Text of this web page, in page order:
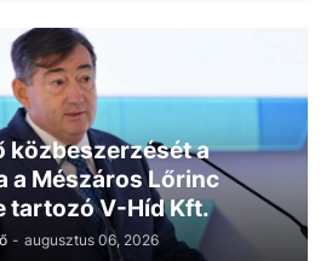
közbeszerzését a
a Mészáros Lőrinc
tartozó V-Híd Kft.
- augusztus 06, 2026